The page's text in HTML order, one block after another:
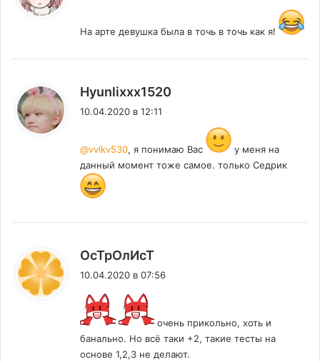
На арте девушка была в точь в точь как я!
Hyunlixxx1520
10.04.2020 в 12:11
@vvlkv530, я понимаю Вас
у меня на
данный момент тоже самое. только Седрик
ОсТрОлИсТ
10.04.2020 в 07:56
очень прикольно, хоть и
банально. Но всё таки +2, такие тесты на
основе 1,2,3 не делают.